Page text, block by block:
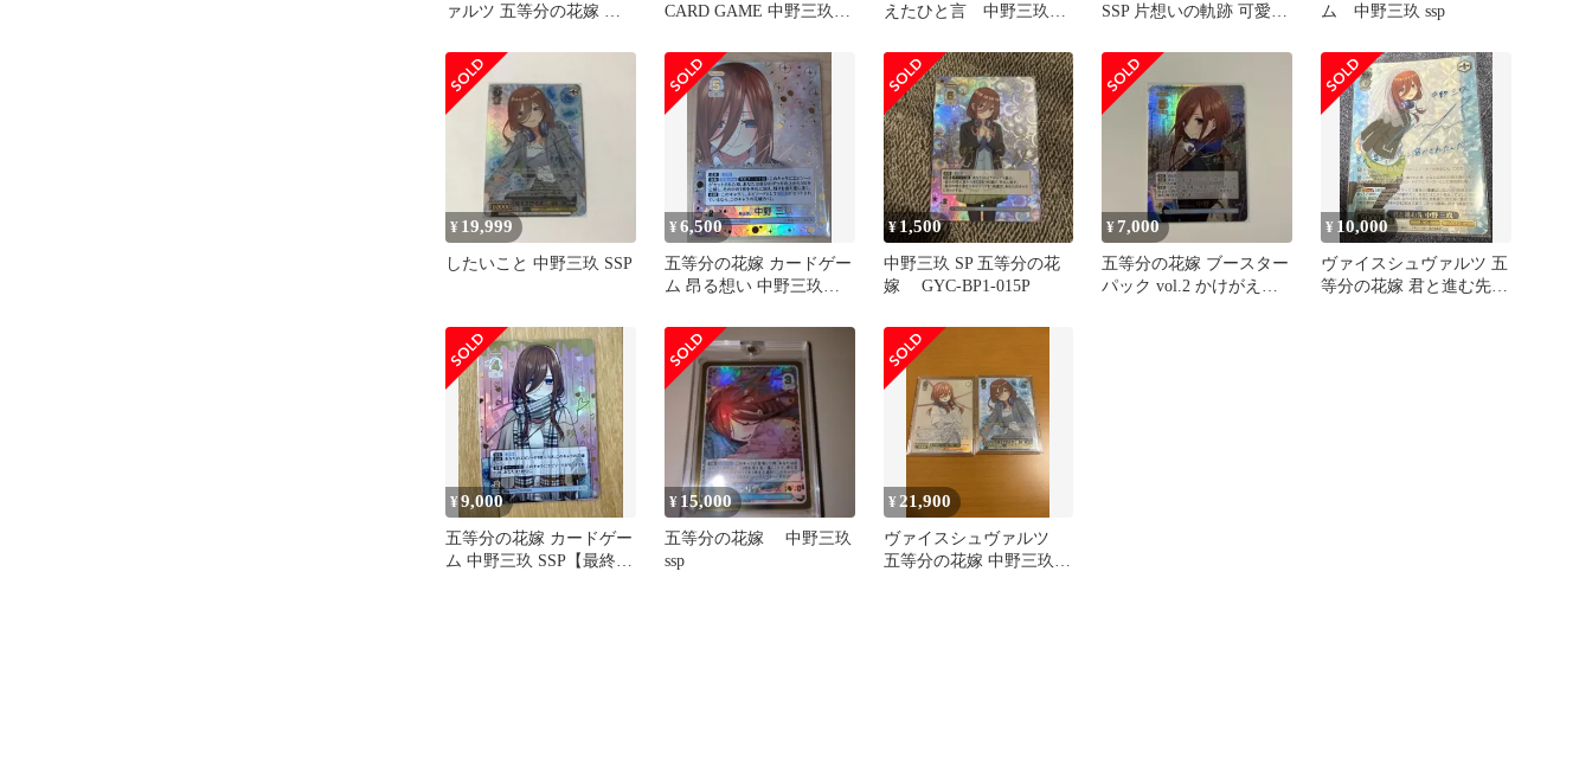
ァルツ 五等分の花嫁 視
CARD GAME 中野三玖
えたひと言 中野三玖
SSP 片想いの軌跡 可愛さ
ム 中野三玖 ssp
¥ 19,999
したいこと 中野三玖 SSP
¥6,500
五等分の花嫁 カードゲー
ム 昂る想い 中野三玖
¥1,500
中野三玖 SP 五等分の花
嫁 GYC-BP1-015P
¥ 7,000
五等分の花嫁 ブースター
パック vol.2 かけがえの
¥ 10,000
ヴァイスシュヴァルツ 五
等分の花嫁 君と進む先
¥9,000
五等分の花嫁 カードゲー
ム 中野三玖 SSP【最終値
¥ 15,000
五等分の花嫁 中野三玖
ssp
¥ 21,900
ヴァイスシュヴァルツ
五等分の花嫁 中野三玖